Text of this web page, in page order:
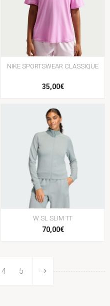
NIKE SPORTSWEAR CLASSIQUE
35,00€
W SL SLIM TT
70,00€
4 5